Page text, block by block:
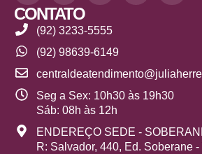
CONTATO
(92) 3233-5555
(92) 98639-6149
Seg a Sex: 10h30 às 19h30
Sáb: 08h às 12h
ENDEREÇO SEDE -
R: Salvador, 440, Ed. Soberane -